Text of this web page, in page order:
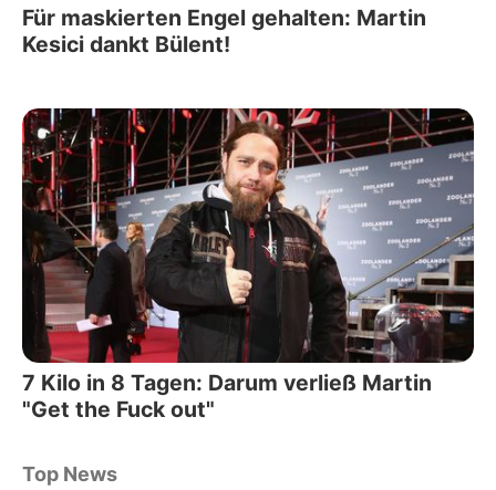
Für maskierten Engel gehalten: Martin
Kesici dankt Bülent!
7 Kilo in 8 Tagen: Darum verließ Martin
"Get the Fuck out"
Top News